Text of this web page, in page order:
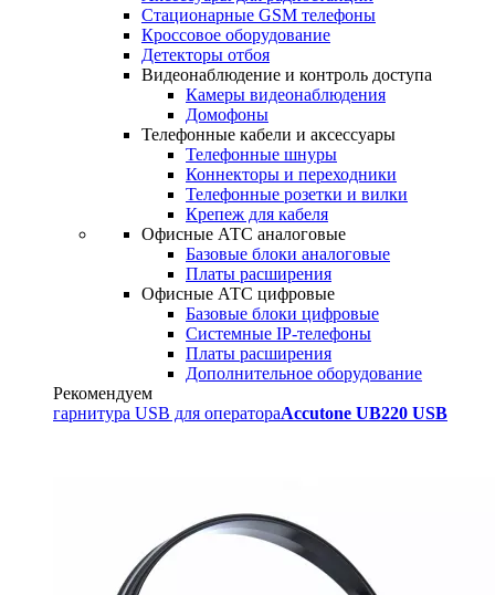
Стационарные GSM телефоны
Кроссовое оборудование
Детекторы отбоя
Видеонаблюдение и контроль доступа
Камеры видеонаблюдения
Домофоны
Телефонные кабели и аксессуары
Телефонные шнуры
Коннекторы и переходники
Телефонные розетки и вилки
Крепеж для кабеля
Офисные АТС аналоговые
Базовые блоки аналоговые
Платы расширения
Офисные АТС цифровые
Базовые блоки цифровые
Системные IP-телефоны
Платы расширения
Дополнительное оборудование
Рекомендуем
гарнитура USB для оператораAccutone UB220 USB